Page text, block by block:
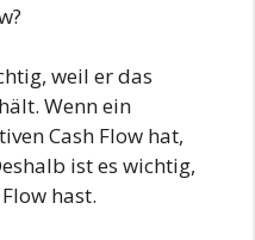
weil er das
Wenn ein
Cash Flow hat,
ist es wichtig,
hast.